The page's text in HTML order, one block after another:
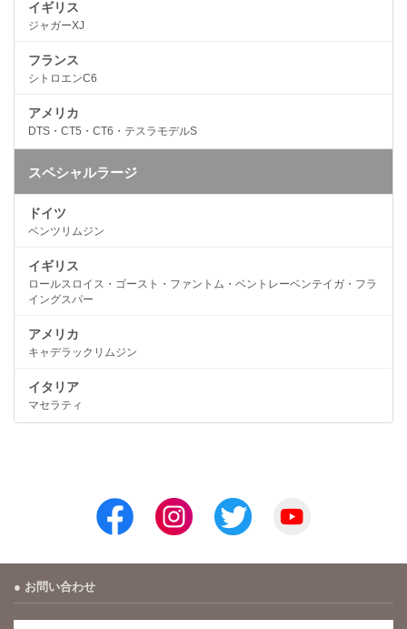
イギリス
ジャガーXJ
フランス
シトロエンC6
アメリカ
DTS・CT5・CT6・テスラモデルS
スペシャルラージ
ドイツ
ベンツリムジン
イギリス
ロールスロイス・ゴースト・ファントム・ベントレーベンテイガ・フラ
イングスパー
アメリカ
キャデラックリムジン
イタリア
マセラティ
お問い合わせ